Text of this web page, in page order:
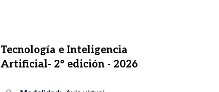
Tecnología e Inteligencia
Artificial- 2° edición - 2026